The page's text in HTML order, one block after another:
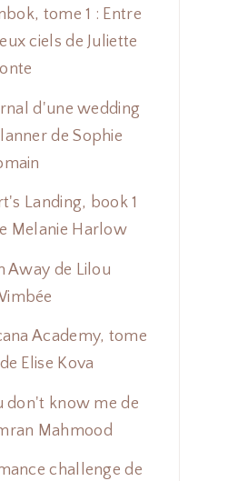
tome 1 : Entre
ciels de Juliette
d'une wedding
de Sophie
Landing, book 1
Melanie Harlow
Away de Lilou
Academy, tome
Elise Kova
don't know me de
Mahmood
challenge de